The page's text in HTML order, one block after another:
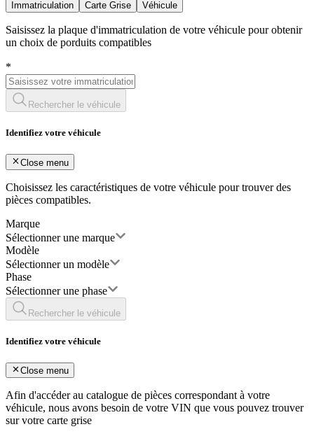
Immatriculation Carte Grise Véhicule
Saisissez la plaque d'immatriculation de votre véhicule pour obtenir
un choix de porduits compatibles
*
Rechercher le véhicule
Identifiez votre véhicule
Close menu
Choisissez les caractéristiques de votre véhicule pour trouver des
pièces compatibles.
Marque
Sélectionner une marque
Modèle
Sélectionner un modèle
Phase
Sélectionner une phase
Rechercher le véhicule
Identifiez votre véhicule
Close menu
Afin d'accéder au catalogue de pièces correspondant à votre
véhicule, nous avons besoin de votre VIN que vous pouvez trouver
sur votre carte grise